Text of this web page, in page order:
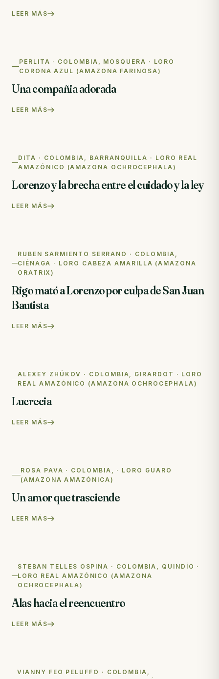
LEER MÁS
PERLITA · COLOMBIA, MOSQUERA · LORO
CORONA AZUL (AMAZONA FARINOSA)
Una compañia adorada
LEER MÁS
DITA · COLOMBIA, BARRANQUILLA · LORO REAL
AMAZÓNICO (AMAZONA OCHROCEPHALA)
Lorenzo y la brecha entre el cuidado y la ley
LEER MÁS
RUBEN SARMIENTO SERRANO · COLOMBIA,
CIÉNAGA · LORO CABEZA AMARILLA (AMAZONA
ORATRIX)
Rigo mató a Lorenzo por culpa de San Juan
Bautista
LEER MÁS
ALEXEY ZHÚKOV · COLOMBIA, GIRARDOT · LORO
REAL AMAZÓNICO (AMAZONA OCHROCEPHALA)
Lucrecia
LEER MÁS
ROSA PAVA · COLOMBIA, · LORO GUARO
(AMAZONA AMAZÓNICA)
Un amor que trasciende
LEER MÁS
STEBAN TELLES OSPINA · COLOMBIA, QUINDÍO ·
LORO REAL AMAZÓNICO (AMAZONA
OCHROCEPHALA)
Alas hacia el reencuentro
LEER MÁS
VIANNY FEO PELUFFO · COLOMBIA,